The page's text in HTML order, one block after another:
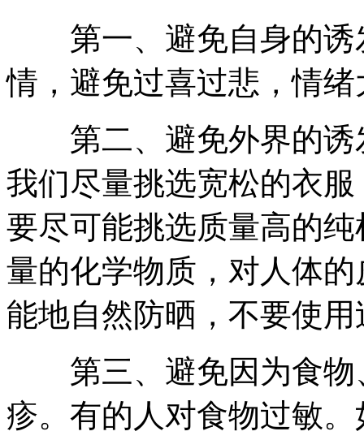
第一、避免自身的诱
情，避免过喜过悲，情
第二、避免外界的诱
我们尽量挑选宽松的衣
要尽可能挑选质量高的
量的化学物质，对人体
能地自然防晒，不要使
第三、避免因为食物
疹。有的人对食物过敏